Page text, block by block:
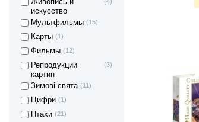
искусство
Мультфильмы (15)
Карты (1)
Фильмы (12)
Репродукции
картин
(3)
Зимові свята (11)
Цифри (1)
Птахи (21)